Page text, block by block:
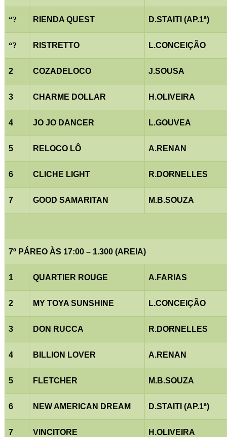
“? RIENDA QUEST D.STAITI (AP.1ª)
“? RISTRETTO L.CONCEIÇÃO
2 COZADELOCO J.SOUSA
3 CHARME DOLLAR H.OLIVEIRA
4 JO JO DANCER L.GOUVEA
5 RELOCO LÔ A.RENAN
6 CLICHE LIGHT R.DORNELLES
7 GOOD SAMARITAN M.B.SOUZA
7º PÁREO ÀS 17:00 – 1.300 (AREIA)
1 QUARTIER ROUGE A.FARIAS
2 MY TOYA SUNSHINE L.CONCEIÇÃO
3 DON RUCCA R.DORNELLES
4 BILLION LOVER A.RENAN
5 FLETCHER M.B.SOUZA
6 NEW AMERICAN DREAM D.STAITI (AP.1ª)
7 VINCITORE H.OLIVEIRA